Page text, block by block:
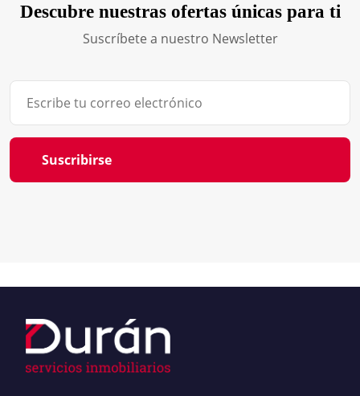
Descubre nuestras ofertas únicas para ti
Suscríbete a nuestro Newsletter
Suscribirse